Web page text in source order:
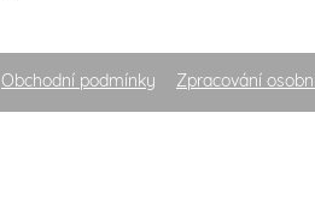
Obchodní podmínky Zpracování